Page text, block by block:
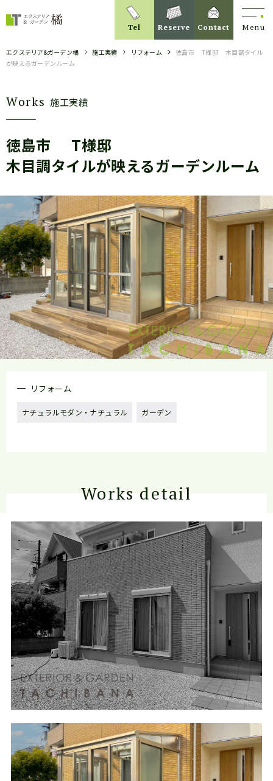
Menu
Tel Reserve Contact
エクステリア&ガーデン橘 施工実績 リフォーム 徳島市 T様邸
木目調タイル
が映えるガーデンルーム
Works 施工実績
徳島市
T様邸
木目調タイルが映えるガーデンルーム
リフォーム
ナチュラルモダン・ナチュラル ガーデン
Works detail